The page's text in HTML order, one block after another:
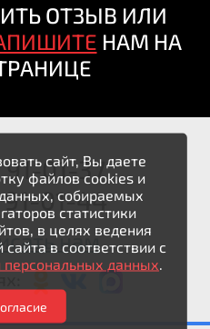
ОТЗЫВ ИЛИ
НАМ НА
01-37
01-44
нам
сайт, Вы даете
файлов cookies и
собираемых
статистики
в целях ведения
в соответствии с
персональных данных.